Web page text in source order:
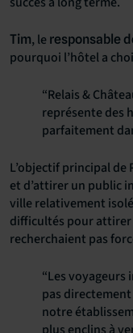
Tim, le responsable
pourquoi l’hôtel a
“Relais &
représente des
parfaitement
L’objectif principal
et d’attirer un public
ville relativement
difficultés pour attirer
recherchaient pas
“Les
pas
notre